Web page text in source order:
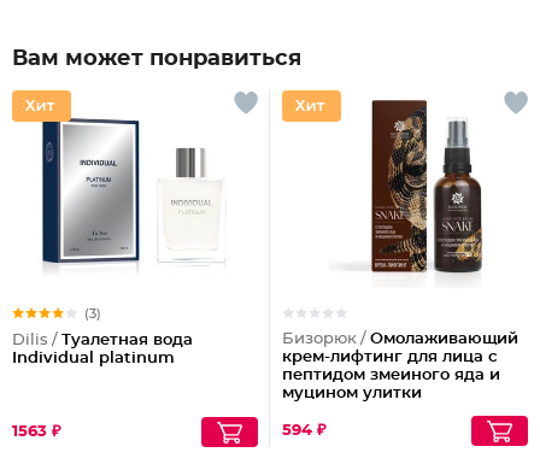
Вам может понравиться
(3)
Dilis / Туалетная вода
Individual platinum
1563 ₽
Бизорюк / Омолаживающий
крем-лифтинг для лица с
пептидом змеиного яда и
муцином улитки
594 ₽